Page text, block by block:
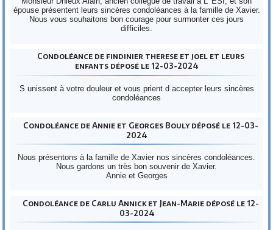
épouse présentent leurs sincères condoléances à la famille de Xavier.
Nous vous souhaitons bon courage pour surmonter ces jours
difficiles.
Condoléance de findinier therese et joel et leurs
enfants déposé le 12-03-2024
S unissent à votre douleur et vous prient d accepter leurs sincères
condoléances
Condoléance de Annie et Georges Bouly déposé le 12-03-
2024
Nous présentons à la famille de Xavier nos sincères condoléances.
Nous gardons un très bon souvenir de Xavier.
Annie et Georges
Condoléance de Carlu Annick et Jean-Marie déposé le 12-
03-2024